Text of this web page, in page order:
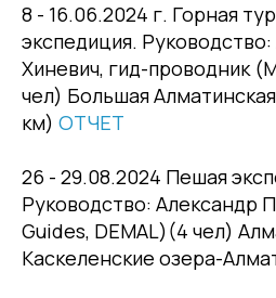
8 - 16.06.2024 г. Горная
экспедиция.
Хиневич, гид-проводник
чел) Большая
км) ОТЧЕТ
26 - 29.08.2024 Пешая
Руководство: Александр
Guides, DEMAL)(4 чел)
Каскеленские озера-